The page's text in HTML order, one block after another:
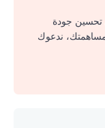
تحسين جودة
مساهمتك، ندعوك